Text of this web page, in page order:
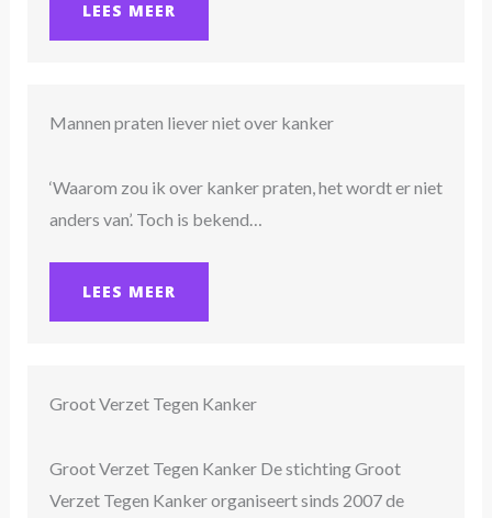
LEES MEER
Mannen praten liever niet over kanker
‘Waarom zou ik over kanker praten, het wordt er niet
anders van’. Toch is bekend…
LEES MEER
Groot Verzet Tegen Kanker
Groot Verzet Tegen Kanker De stichting Groot
Verzet Tegen Kanker organiseert sinds 2007 de